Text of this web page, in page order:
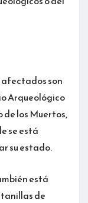
afectados son
Arqueológico
de los Muertos,
se está
su estado.
está
de